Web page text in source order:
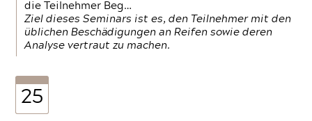
die Teilnehmer Beg…
Ziel dieses Seminars ist es, den Teilnehmer mit den
üblichen Beschädigungen an Reifen sowie deren
Analyse vertraut zu machen.
25